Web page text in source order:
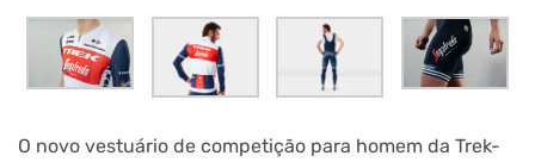
O novo vestuário de competição para homem da Trek-